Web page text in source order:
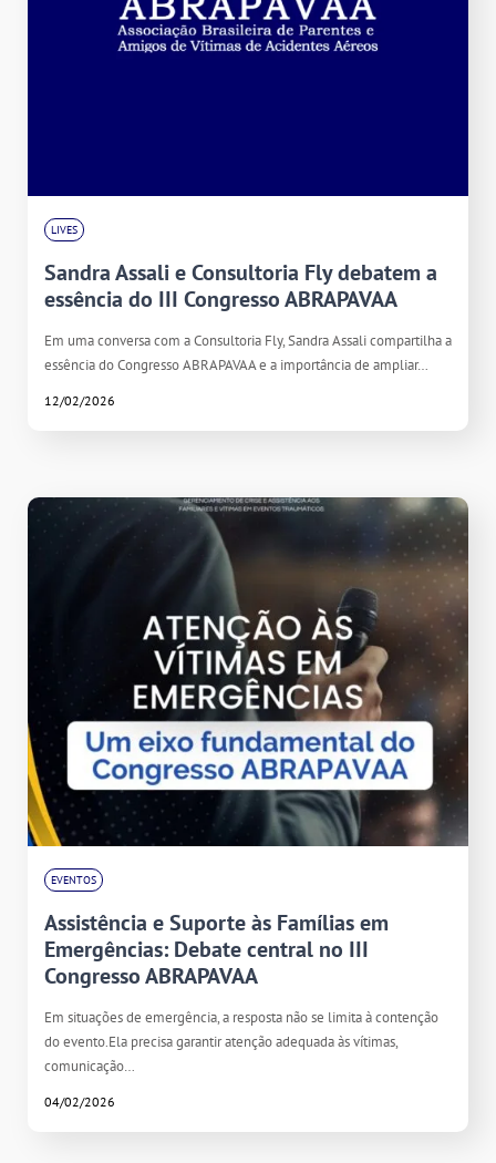
LIVES
Sandra Assali e Consultoria Fly debatem a
essência do III Congresso ABRAPAVAA
Em uma conversa com a Consultoria Fly, Sandra Assali compartilha a
essência do Congresso ABRAPAVAA e a importância de ampliar…
12/02/2026
EVENTOS
Assistência e Suporte às Famílias em
Emergências: Debate central no III
Congresso ABRAPAVAA
Em situações de emergência, a resposta não se limita à contenção
do evento.Ela precisa garantir atenção adequada às vítimas,
comunicação…
04/02/2026